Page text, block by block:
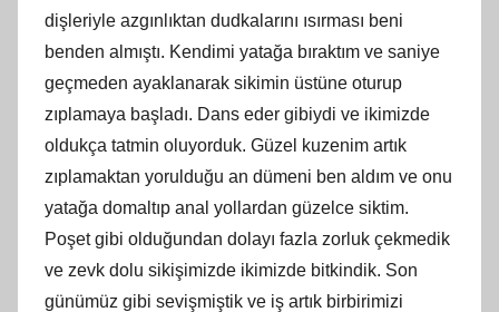
dişleriyle azgınlıktan dudkalarını ısırması beni
benden almıştı. Kendimi yatağa bıraktım ve saniye
geçmeden ayaklanarak sikimin üstüne oturup
zıplamaya başladı. Dans eder gibiydi ve ikimizde
oldukça tatmin oluyorduk. Güzel kuzenim artık
zıplamaktan yorulduğu an dümeni ben aldım ve onu
yatağa domaltıp anal yollardan güzelce siktim.
Poşet gibi olduğundan dolayı fazla zorluk çekmedik
ve zevk dolu sikişimizde ikimizde bitkindik. Son
günümüz gibi sevişmiştik ve iş artık birbirimizi